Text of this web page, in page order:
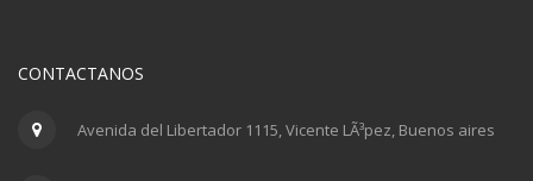
CONTACTANOS
Avenida del Libertador 1115, Vicente LÃ³pez, Buenos aires